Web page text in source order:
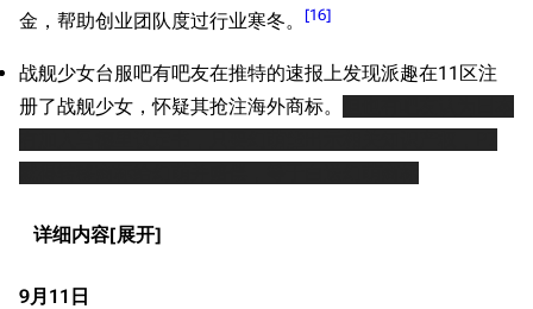
舰少资料库
NGA战舰少女R专
读）
JSTOR期刊图书馆
Navweaps（镜
Navypedia
金，帮助创业团队度过行业寒冬。
[16]
战舰少女台服吧有吧友在推特的速报上发现派趣在11区注
册了战舰少女，怀疑其抢注海外商标。
详细内容
9月11日
八月
九月
十月
十一月
一月
二月